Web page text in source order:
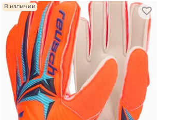
В наличии